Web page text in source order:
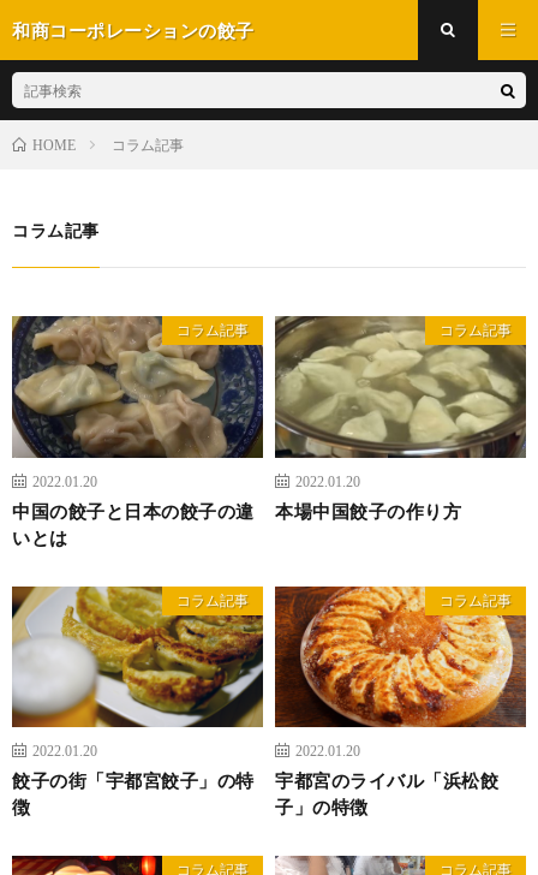
和商コーポレーションの餃子
HOME コラム記事
コラム記事
コラム記事
2022.01.20
中国の餃子と日本の餃子の違
いとは
コラム記事
2022.01.20
本場中国餃子の作り方
コラム記事
2022.01.20
餃子の街「宇都宮餃子」の特
徴
コラム記事
2022.01.20
宇都宮のライバル「浜松餃
子」の特徴
コラム記事 コラム記事